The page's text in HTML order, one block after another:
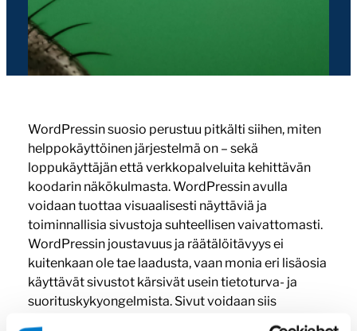
WordPressin suosio perustuu pitkälti siihen, miten
helppokäyttöinen järjestelmä on – sekä
loppukäyttäjän että verkkopalveluita kehittävän
koodarin näkökulmasta. WordPressin avulla
voidaan tuottaa visuaalisesti näyttäviä ja
toiminnallisia sivustoja suhteellisen vaivattomasti.
WordPressin joustavuus ja räätälöitävyys ei
kuitenkaan ole tae laadusta, vaan monia eri lisäosia
käyttävät sivustot kärsivät usein tietoturva- ja
suorituskykyongelmista. Sivut voidaan siis